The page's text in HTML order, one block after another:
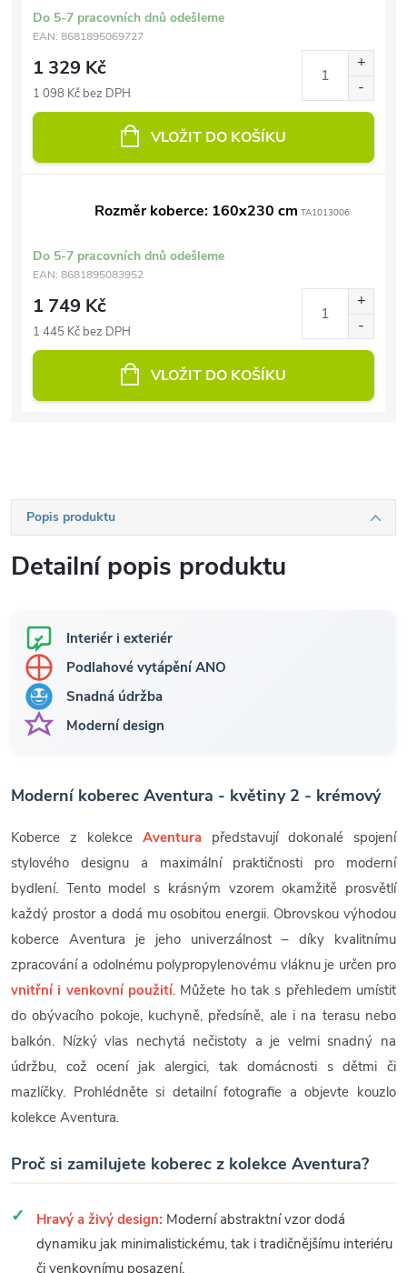
Do 5-7 pracovních dnů odešleme
EAN: 8681895069727
1 329 Kč
1 098 Kč bez DPH
VLOŽIT DO KOŠÍKU
Rozměr koberce: 160x230 cm TA1013006
Do 5-7 pracovních dnů odešleme
EAN: 8681895083952
1 749 Kč
1 445 Kč bez DPH
VLOŽIT DO KOŠÍKU
Popis produktu
Detailní popis produktu
Interiér i exteriér
Podlahové vytápění ANO
Snadná údržba
Moderní design
Moderní koberec Aventura - květiny 2 - krémový
Koberce z kolekce Aventura představují dokonalé spojení
stylového designu a maximální praktičnosti pro moderní
bydlení. Tento model s krásným vzorem okamžitě prosvětlí
každý prostor a dodá mu osobitou energii. Obrovskou výhodou
koberce Aventura je jeho univerzálnost – díky kvalitnímu
zpracování a odolnému polypropylenovému vláknu je určen pro
vnitřní i venkovní použití. Můžete ho tak s přehledem umístit
do obývacího pokoje, kuchyně, předsíně, ale i na terasu nebo
balkón. Nízký vlas nechytá nečistoty a je velmi snadný na
údržbu, což ocení jak alergici, tak domácnosti s dětmi či
mazlíčky. Prohlédněte si detailní fotografie a objevte kouzlo
kolekce Aventura.
Proč si zamilujete koberec z kolekce Aventura?
Hravý a živý design: Moderní abstraktní vzor dodá
dynamiku jak minimalistickému, tak i tradičnějšímu interiéru
či venkovnímu posazení.